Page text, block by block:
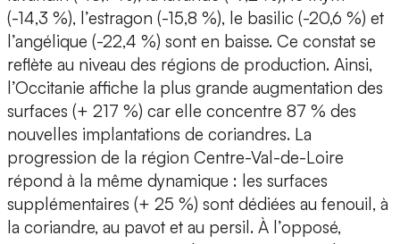
(-14,3 %), l’estragon (-15,8 %), le basilic (-20,6 %) et
l’angélique (-22,4 %) sont en baisse. Ce constat se
reflète au niveau des régions de production. Ainsi,
l’Occitanie affiche la plus grande augmentation des
surfaces (+ 217 %) car elle concentre 87 % des
nouvelles implantations de coriandres. La
progression de la région Centre-Val-de-Loire
répond à la même dynamique : les surfaces
supplémentaires (+ 25 %) sont dédiées au fenouil, à
la coriandre, au pavot et au persil. À l’opposé,